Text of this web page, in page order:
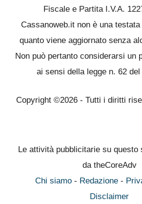
Fiscale e Partita I.V.A.
Cassanoweb.it non è una
quanto viene aggiornato senza
Non può pertanto considerarsi un
ai sensi della legge n. 62 del
Copyright ©2026 - Tutti i diritti
Le attività pubblicitarie su questo
da theCoreAdv
Chi siamo- Redazione-
Disclaimer